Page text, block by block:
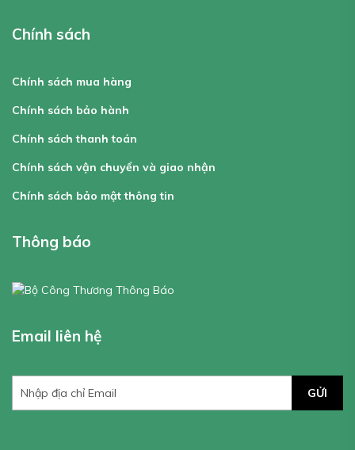
Chính sách
Chính sách mua hàng
Chính sách bảo hành
Chính sách thanh toán
Chính sách vận chuyển và giao nhận
Chính sách bảo mật thông tin
Thông báo
Email liên hệ
GỬI